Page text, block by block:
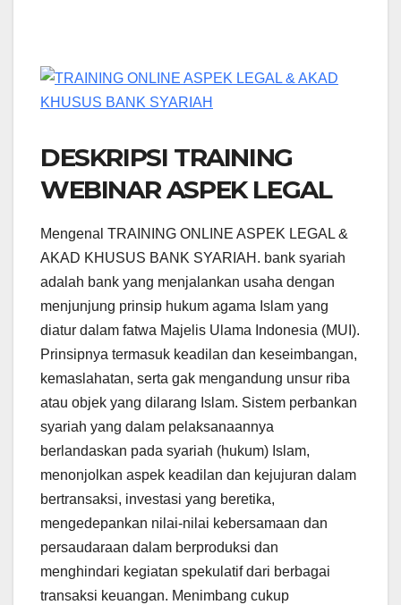
DESKRIPSI TRAINING
WEBINAR ASPEK LEGAL
Mengenal TRAINING ONLINE ASPEK LEGAL &
AKAD KHUSUS BANK SYARIAH. bank syariah
adalah bank yang menjalankan usaha dengan
menjunjung prinsip hukum agama Islam yang
diatur dalam fatwa Majelis Ulama Indonesia (MUI).
Prinsipnya termasuk keadilan dan keseimbangan,
kemaslahatan, serta gak mengandung unsur riba
atau objek yang dilarang Islam. Sistem perbankan
syariah yang dalam pelaksanaannya
berlandaskan pada syariah (hukum) Islam,
menonjolkan aspek keadilan dan kejujuran dalam
bertransaksi, investasi yang beretika,
mengedepankan nilai-nilai kebersamaan dan
persaudaraan dalam berproduksi dan
menghindari kegiatan spekulatif dari berbagai
transaksi keuangan. Menimbang cukup